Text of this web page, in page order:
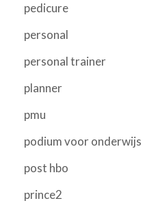
pedicure
personal
personal trainer
planner
pmu
podium voor onderwijs
post hbo
prince2